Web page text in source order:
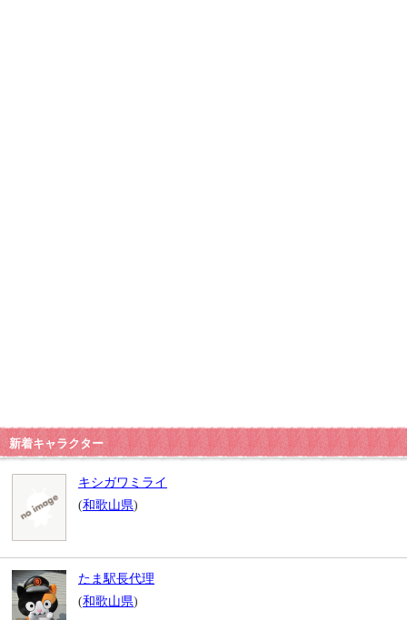
新着キャラクター
キシガワミライ
(和歌山県)
たま駅長代理
(和歌山県)